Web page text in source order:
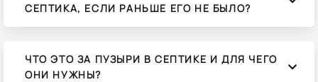
СЕПТИКА, ЕСЛИ РАНЬШЕ ЕГО НЕ БЫЛО?
ЧТО ЭТО ЗА ПУЗЫРИ В СЕПТИКЕ И ДЛЯ ЧЕГО
ОНИ НУЖНЫ?